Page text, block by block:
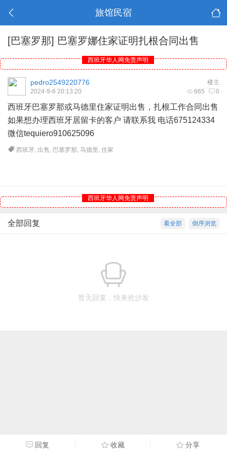
旅馆民宿
[巴塞罗那] 巴塞罗娜住家证明扎根合同出售
西班牙华人网免责声明
楼主
pedro2549220776
665 0
2024-9-6 20:13:20
西班牙巴塞罗那或马德里住家证明出售，扎根工作合同出售
如果想办理西班牙居留卡的客户 请联系我 电话675124334
微信tequiero910625096
西班牙, 出售, 巴塞罗那,马德里 ,住家
西班牙华人网免责声明
倒序浏览
看全部
全部回复
暂无回复，快来抢沙发
回复 收藏 分享